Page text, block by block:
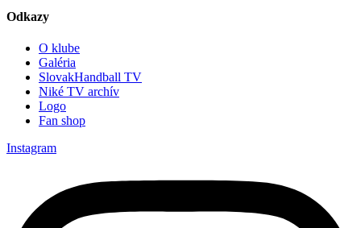
Odkazy
O klube
Galéria
SlovakHandball TV
Niké TV archív
Logo
Fan shop
Instagram